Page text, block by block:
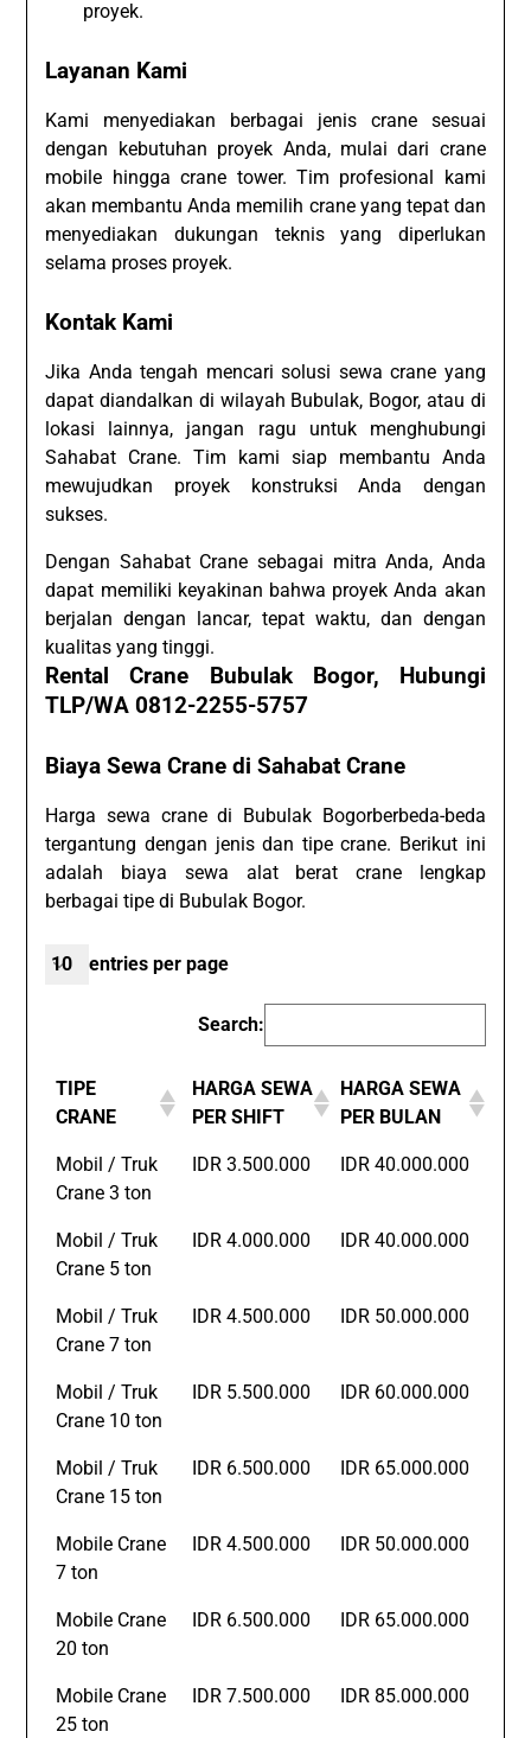
proyek.
Layanan Kami
Kami menyediakan berbagai jenis crane sesuai
dengan kebutuhan proyek Anda, mulai dari crane
mobile hingga crane tower. Tim profesional kami
akan membantu Anda memilih crane yang tepat dan
menyediakan dukungan teknis yang diperlukan
selama proses proyek.
Kontak Kami
Jika Anda tengah mencari solusi sewa crane yang
dapat diandalkan di wilayah Bubulak, Bogor, atau di
lokasi lainnya, jangan ragu untuk menghubungi
Sahabat Crane. Tim kami siap membantu Anda
mewujudkan proyek konstruksi Anda dengan
sukses.
Dengan Sahabat Crane sebagai mitra Anda, Anda
dapat memiliki keyakinan bahwa proyek Anda akan
berjalan dengan lancar, tepat waktu, dan dengan
kualitas yang tinggi.
Rental Crane Bubulak Bogor, Hubungi
TLP/WA 0812-2255-5757
Biaya Sewa Crane di Sahabat Crane
Harga sewa crane di Bubulak Bogorberbeda-beda
tergantung dengan jenis dan tipe crane. Berikut ini
adalah biaya sewa alat berat crane lengkap
berbagai tipe di Bubulak Bogor.
entries per page
Search:
TIPE
CRANE
HARGA SEWA
PER SHIFT
HARGA SEWA
PER BULAN
Mobil / Truk
Crane 3 ton
IDR 3.500.000 IDR 40.000.000
Mobil / Truk
Crane 5 ton
IDR 4.000.000 IDR 40.000.000
Mobil / Truk
Crane 7 ton
IDR 4.500.000 IDR 50.000.000
Mobil / Truk
Crane 10 ton
IDR 5.500.000 IDR 60.000.000
Mobil / Truk
Crane 15 ton
IDR 6.500.000 IDR 65.000.000
Mobile Crane
7 ton
IDR 4.500.000 IDR 50.000.000
Mobile Crane
20 ton
IDR 6.500.000 IDR 65.000.000
Mobile Crane
25 ton
IDR 7.500.000 IDR 85.000.000